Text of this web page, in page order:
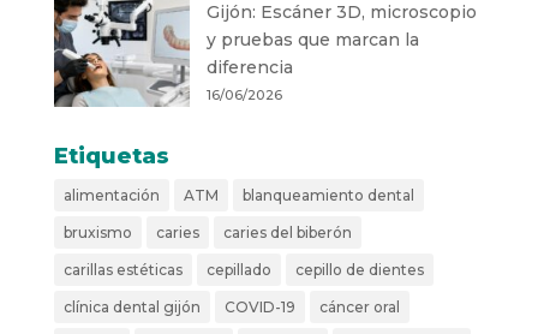
Gijón: Escáner 3D, microscopio
y pruebas que marcan la
diferencia
16/06/2026
Etiquetas
alimentación ATM blanqueamiento dental
bruxismo caries caries del biberón
carillas estéticas cepillado cepillo de dientes
clínica dental gijón COVID-19 cáncer oral